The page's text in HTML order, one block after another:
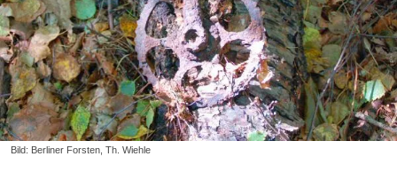
Bild: Berliner Forsten, Th. Wiehle